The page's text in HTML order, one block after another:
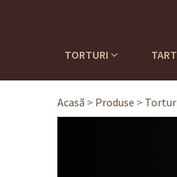
TORTURI
Acasă > Produse >